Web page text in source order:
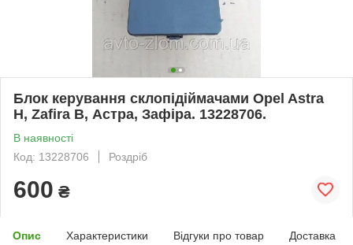
Блок керування склопідіймачами Opel Astra
H, Zafira B, Астра, Зафіра. 13228706.
В наявності
Код: 13228706
Роздріб
600 ₴
Опис Характеристики Відгуки про товар Доставка